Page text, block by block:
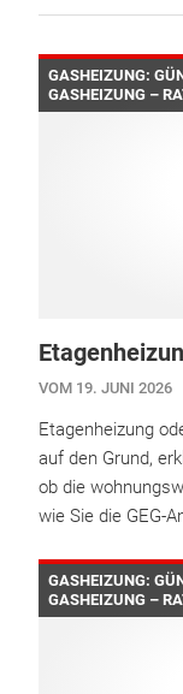
GASHEIZUNG:
GASHEIZUNG –
VOM 19. JUNI 2026
Etagenheizung
auf den Grund,
ob die
wie Sie die GEG-
GASHEIZUNG:
GASHEIZUNG –